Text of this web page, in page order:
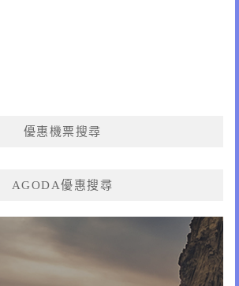
優惠機票搜尋
AGODA優惠搜尋